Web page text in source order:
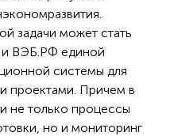
задачи может стать
и ВЭБ.РФ единой
системы для
проектами. Причем в
не только процессы
но и мониторинг